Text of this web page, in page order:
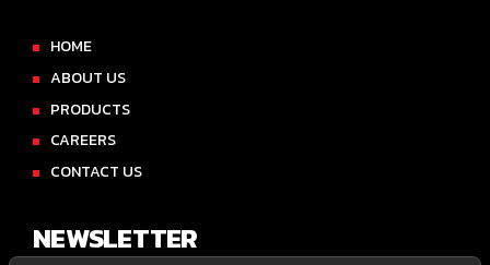
HOME
ABOUT US
PRODUCTS
CAREERS
CONTACT US
NEWSLETTER